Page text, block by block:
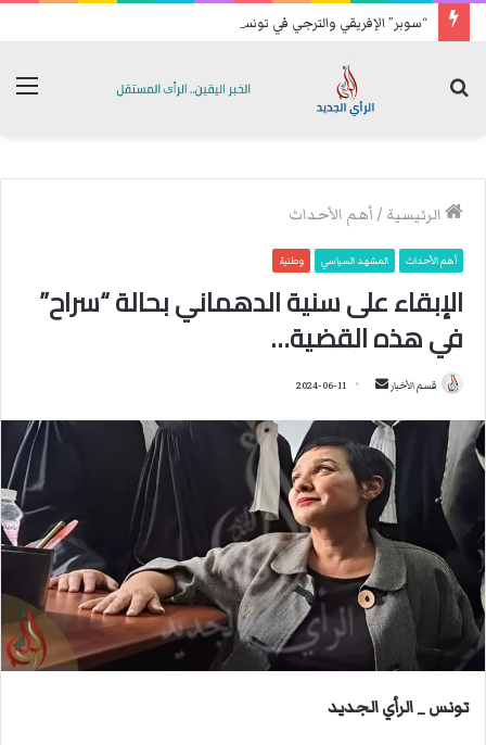
“سوبر” الإفريقي والترجي في تونس بحضور جمهور الناديين في جانفي
الرئيسية /أهم الأحداث
أهم الأحداث المشهد السياسي وطنية
الإبقاء على سنية الدهماني بحالة “سراح”
في هذه القضية…
قسم الأخبار
س
ب
ي
د
ا
إ
ل
ك
ت
2024-06-11
تونس _ الرأي الجديد